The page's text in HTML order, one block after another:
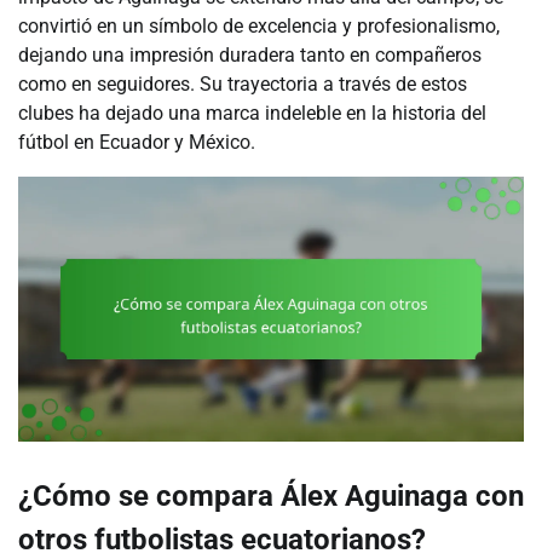
convirtió en un símbolo de excelencia y profesionalismo,
dejando una impresión duradera tanto en compañeros
como en seguidores. Su trayectoria a través de estos
clubes ha dejado una marca indeleble en la historia del
fútbol en Ecuador y México.
¿Cómo se compara Álex Aguinaga con
otros futbolistas ecuatorianos?